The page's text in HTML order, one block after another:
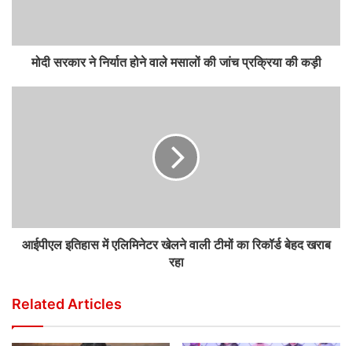
मोदी सरकार ने निर्यात होने वाले मसालों की जांच प्रक्रिया की कड़ी
आईपीएल इतिहास में एलिमिनेटर खेलने वाली टीमों का रिकॉर्ड बेहद खराब
रहा
Related Articles